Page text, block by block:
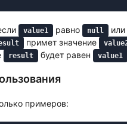
value1 равно null или
примет значение
result будет равен value1
примеров: